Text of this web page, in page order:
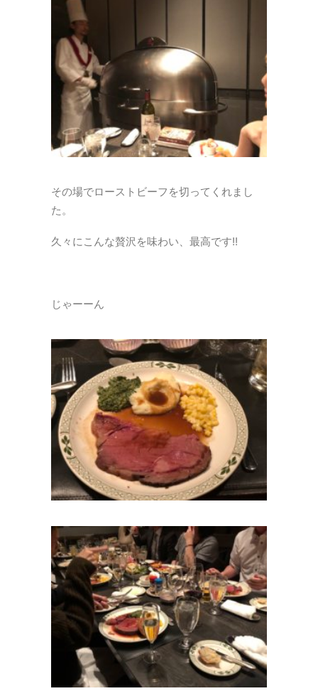
その場でローストビーフを切ってくれまし
た。
久々にこんな贅沢を味わい、最高です!!
じゃーーん